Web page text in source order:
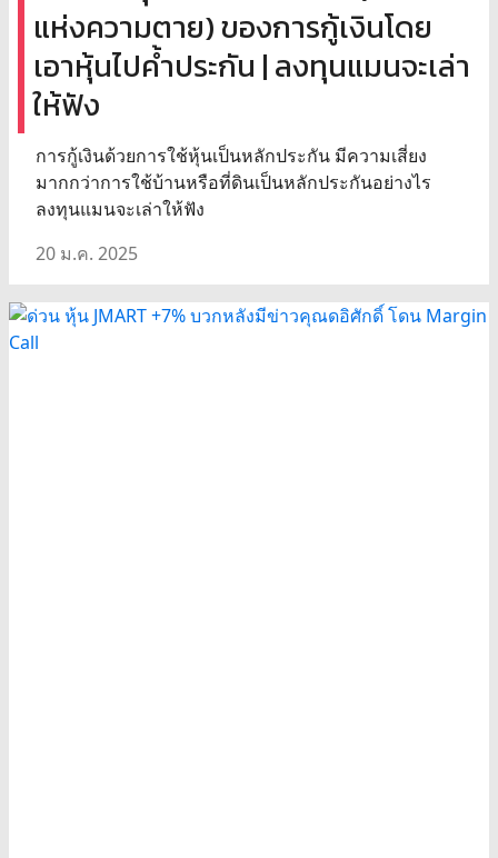
แห่งความตาย) ของการกู้เงินโดย
เอาหุ้นไปค้ำประกัน | ลงทุนแมนจะเล่า
ให้ฟัง
การกู้เงินด้วยการใช้หุ้นเป็นหลักประกัน มีความเสี่ยง
มากกว่าการใช้บ้านหรือที่ดินเป็นหลักประกันอย่างไร
ลงทุนแมนจะเล่าให้ฟัง
20 ม.ค. 2025